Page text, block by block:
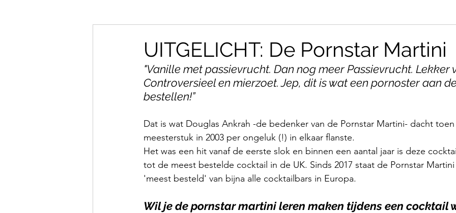
UITGELICHT: De Pornstar Martini
"Vanille met passievrucht. Dan nog meer Passievrucht. Lekker
Controversieel en mierzoet. Jep, dit is wat een pornoster aan
bestellen!”
Dat is wat Douglas Ankrah -de bedenker van de Pornstar Martini- dacht
meesterstuk in 2003 per ongeluk (!) in elkaar flanste.
Het was een hit vanaf de eerste slok en binnen een aantal jaar is deze
tot de meest bestelde cocktail in de UK. Sinds 2017 staat de Pornstar
'meest besteld' van bijna alle cocktailbars in Europa.
Wil je de pornstar martini leren maken tijdens een cocktail